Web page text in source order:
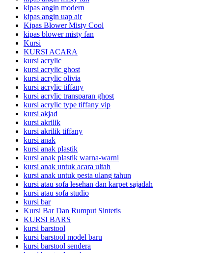
kipas angin modern
kipas angin uap air
Kipas Blower Misty Cool
kipas blower misty fan
Kursi
KURSI ACARA
kursi acrylic
kursi acrylic ghost
kursi acrylic olivia
kursi acrylic tiffany
kursi acrylic transparan ghost
kursi acrylic type tiffany vip
kursi akjad
kursi akrilik
kursi akrilik tiffany
kursi anak
kursi anak plastik
kursi anak plastik warna-warni
kursi anak untuk acara ultah
kursi anak untuk pesta ulang tahun
kursi atau sofa lesehan dan karpet sajadah
kursi atau sofa studio
kursi bar
Kursi Bar Dan Rumput Sintetis
KURSI BARS
kursi barstool
kursi barstool model baru
kursi barstool sendera